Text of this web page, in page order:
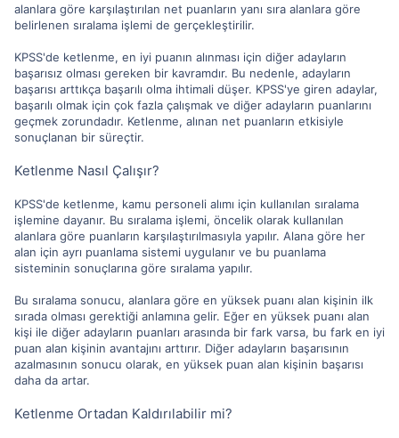
alanlara göre karşılaştırılan net puanların yanı sıra alanlara göre
belirlenen sıralama işlemi de gerçekleştirilir.
KPSS'de ketlenme, en iyi puanın alınması için diğer adayların
başarısız olması gereken bir kavramdır. Bu nedenle, adayların
başarısı arttıkça başarılı olma ihtimali düşer. KPSS'ye giren adaylar,
başarılı olmak için çok fazla çalışmak ve diğer adayların puanlarını
geçmek zorundadır. Ketlenme, alınan net puanların etkisiyle
sonuçlanan bir süreçtir.
Ketlenme Nasıl Çalışır?
KPSS'de ketlenme, kamu personeli alımı için kullanılan sıralama
işlemine dayanır. Bu sıralama işlemi, öncelik olarak kullanılan
alanlara göre puanların karşılaştırılmasıyla yapılır. Alana göre her
alan için ayrı puanlama sistemi uygulanır ve bu puanlama
sisteminin sonuçlarına göre sıralama yapılır.
Bu sıralama sonucu, alanlara göre en yüksek puanı alan kişinin ilk
sırada olması gerektiği anlamına gelir. Eğer en yüksek puanı alan
kişi ile diğer adayların puanları arasında bir fark varsa, bu fark en iyi
puan alan kişinin avantajını arttırır. Diğer adayların başarısının
azalmasının sonucu olarak, en yüksek puan alan kişinin başarısı
daha da artar.
Ketlenme Ortadan Kaldırılabilir mi?